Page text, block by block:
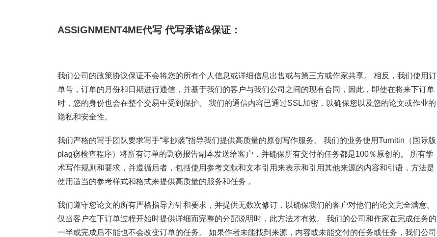
ASSIGNMENT4ME代写代写承诺&保证：
我们公司的政策协议保证不会将您的所有个人信息或详细信息出售或与第三方或作家共享。 相反，我们使用订
单号，订单的月份和日期进行通信，并基于我们的客户与我们公司之间的现有合同，因此，即使在将来下订单
时，您的身份也会在整个交易中受到保护。 我们的通信内容已通过SSL加密，以确保您以及您的论文或作业的
隐私和安全性。
我们严格的写手团队要求写手“零抄袭”指导我们提供高质量的原创写作服务。 我们的业务使用Turnitin（国际版
plag窃检查程序）将所有订单的剽窃报告副本发送给客户，并确保所有交付的任务都是100％原创的。 所有学
术写作规则和要求，并遵循后者，包括使用参考文献和文本引用来表示和引用其他来源的内容和引语，方法是
使用适当的参考样式和格式来提供高质量的服务和任务 。
我们遵守您论文的所有严格指导方针和要求，并提供无数次修订，以确保我们的客户对他们的论文完全满意。
仅当客户在下订单过程开始时提供详细而完整的分配说明时，此方法才有效。 我们的公司和作家在完成任务的
一半或完成后不能也不会改变订单的任务。 如果作者未能找到来源，内容或未能交付的任务或任务，我们公司